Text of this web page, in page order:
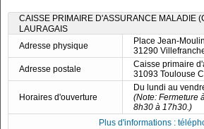
CAISSE PRIMAIRE D'ASSURANCE MALADIE
LAURAGAIS
Adresse physique
Place Jean-Moulin
31290
Adresse postale
Caisse primaire
31093 Toulouse
Horaires d'ouverture
Du lundi au
(Note: Fermeture
8h30 à 17h30.)
Plus d'informations :